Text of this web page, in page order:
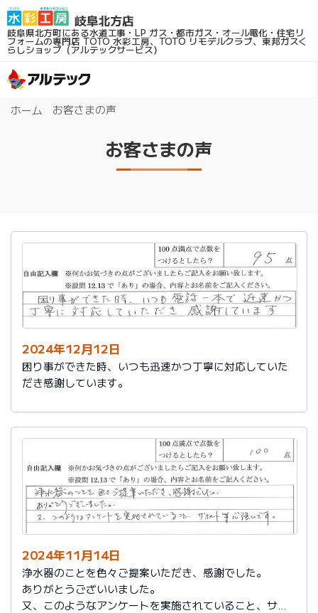
岐阜県北方町にある水道工事・LP ガス・都市ガス・オール電化・住宅リ
フォームの専門店TOTO 水彩工房、TOTO リモデルクラブ、東邦ガスく
らしショップ（アルテックサービス）
ホーム お客さまの声
お客さまの声
2024年12月12日
困り事ができた時、いつも迅速かつ丁寧に対応していた
だき感謝しています。
2024年11月14日
浄水器のことを色々ご提案いただき、感謝でした。
ありがとうございいました。
又、このようなアンケートを実施されていること、サポ